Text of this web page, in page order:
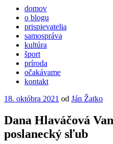
domov
o blogu
prispievatelia
samospráva
kultúra
šport
príroda
očakávame
kontakt
Publikované
18. októbra 2021 od Ján Žatko
Dana Hlaváčová
poslanecký sľub